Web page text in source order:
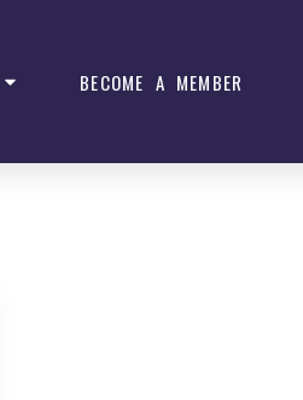
BECOME A MEMBER